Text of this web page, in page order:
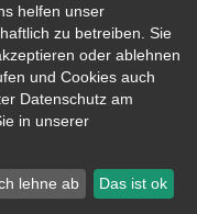
V E:HEV & E:PHEV
helfen unser
zu betreiben. Sie
oder ablehnen
und Cookies auch
Datenschutz am
in unserer
lehne ab Das ist ok